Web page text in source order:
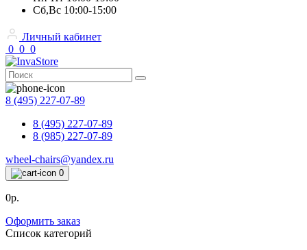
Сб,Вс 10:00-15:00
Личный кабинет
0 0 0
8 (495) 227-07-89
8 (495) 227-07-89
8 (985) 227-07-89
wheel-chairs@yandex.ru
0
0р.
Оформить заказ
Список категорий